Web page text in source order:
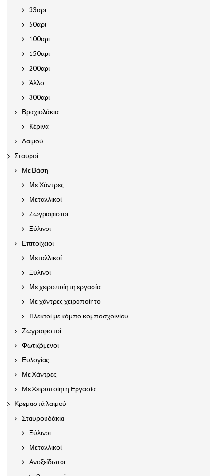
33αρι
50αρι
100αρι
150αρι
200αρι
Άλλο
300αρι
Βραχιολάκια
Κέρινα
Λαιμού
Σταυροί
Με Βάση
Με Χάντρες
Μεταλλικοί
Ζωγραφιστοί
Ξύλινοι
Επιτοίχειοι
Μεταλλικοί
Ξύλινοι
Με χειροποίητη εργασία
Με χάντρες χειροποίητο
Πλεκτοί με κόμπο κομποσχοινίου
Ζωγραφιστοί
Φωτιζόμενοι
Ευλογίας
Με Χάντρες
Με Χειροποίητη Εργασία
Κρεμαστά λαιμού
Σταυρουδάκια
Ξύλινοι
Μεταλλικοί
Ανοξείδωτοι